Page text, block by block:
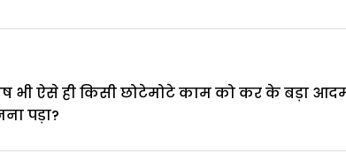
भी ऐसे ही किसी छोटेमोटे काम को कर के बड़ा
पड़ा?